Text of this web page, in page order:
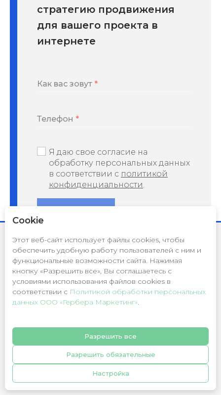
стратегию продвижения
для вашего проекта в
интернете
Как вас зовут
Телефон
Я даю свое согласие на
обработку персональных данных
в соответствии с политикой
конфиденциальности.
Кейсы известных брендов,
практические инструменты и
лайфхаки для маркетологов и
Скачайте документ-шпаргалку
который поможет создать крутой прогревающий контент
Как вас зовут
Телефон
Я даю свое согласие на обработку
персональных данных в соответствии с
политикой конфиденциальности.
Cookie
Этот веб-сайт использует файлы cookies, чтобы
обеспечить удобную работу пользователей с ним и
функциональные возможности сайта. Нажимая
кнопку «Разрешить все», Вы соглашаетесь с
условиями использования файлов cookies в
соответствии c Политикой обработки персональных
данных ООО «Гербера Маркетинг».
Разрешить все
Разрешить обязательные
Настройка